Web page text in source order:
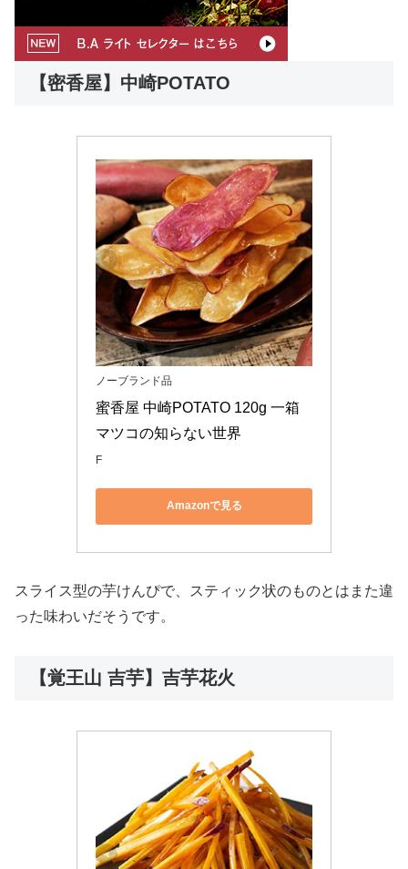
【密香屋】中崎POTATO
ノーブランド品
蜜香屋 中崎POTATO 120g 一箱
マツコの知らない世界
F
Amazonで見る
スライス型の芋けんぴで、スティック状のものとはまた違
った味わいだそうです。
【覚王山 吉芋】吉芋花火